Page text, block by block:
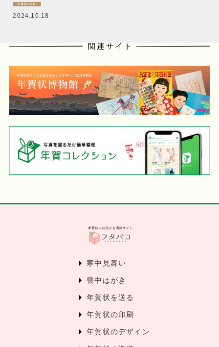
年賀状の印刷
2024.10.18
寒中見舞い
喪中はがき
年賀状を送る
年賀状の印刷
年賀状のデザイン